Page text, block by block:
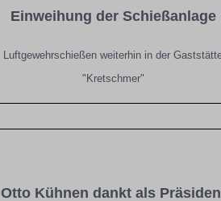
Einweihung der Schießanlage
Luftgewehrschießen weiterhin in der
"Kretschmer"
Otto Kühnen dankt als